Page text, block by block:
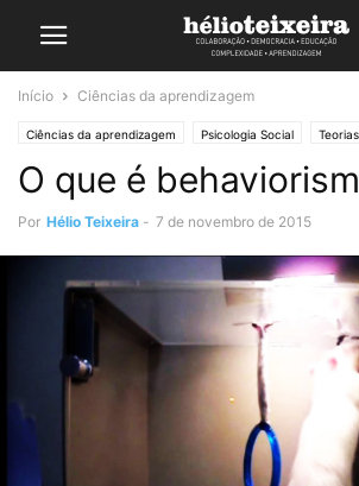
Início Ciências da aprendizagem
Ciências da aprendizagem Psicologia Social
O que é
Por Hélio Teixeira - 7 de novembro de 2015